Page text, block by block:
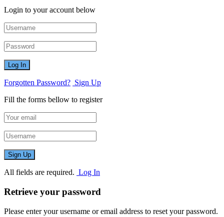
Login to your account below
Forgotten Password? Sign Up
Fill the forms bellow to register
All fields are required. Log In
Retrieve your password
Please enter your username or email address to reset your password.